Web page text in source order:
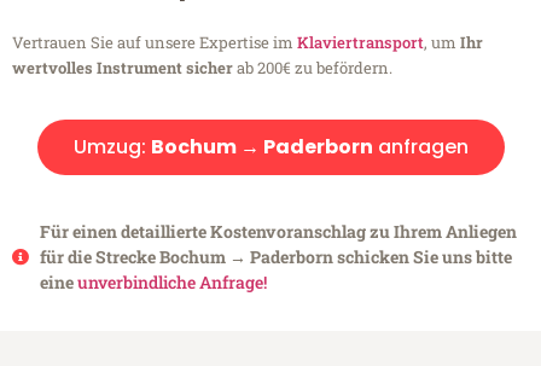
Vertrauen Sie auf unsere Expertise im Klaviertransport, um Ihr
wertvolles Instrument sicherab 200€ zu befördern.
Umzug: Bochum → Paderborn anfragen
Für einen detaillierte Kostenvoranschlag zu Ihrem Anliegen
für die Strecke Bochum → Paderborn schicken Sie uns bitte
eineunverbindliche Anfrage!